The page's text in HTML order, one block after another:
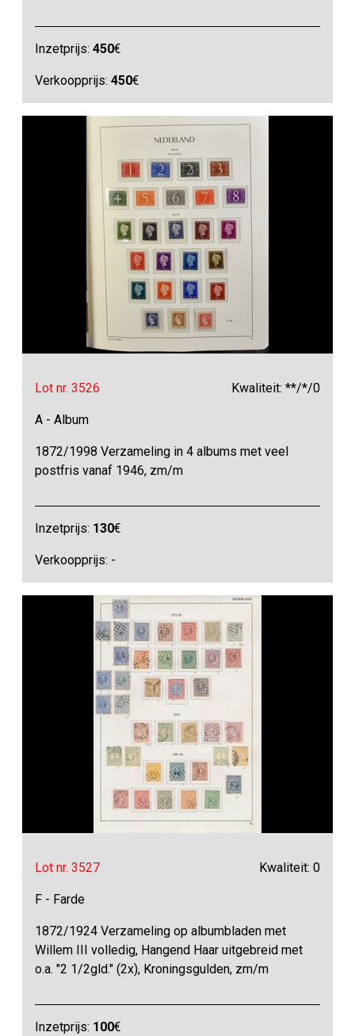
Inzetprijs:450€
Verkoopprijs:450€
Lot nr. 3526 Kwaliteit: **/*/0
A - Album
1872/1998 Verzameling in 4 albums met veel
postfris vanaf 1946, zm/m
Inzetprijs: 130€
Verkoopprijs: -
Lot nr. 3527 Kwaliteit: 0
F - Farde
1872/1924 Verzameling op albumbladen met
Willem III volledig, Hangend Haar uitgebreid met
o.a. "2 1/2gld." (2x), Kroningsgulden, zm/m
Inzetprijs: 100€